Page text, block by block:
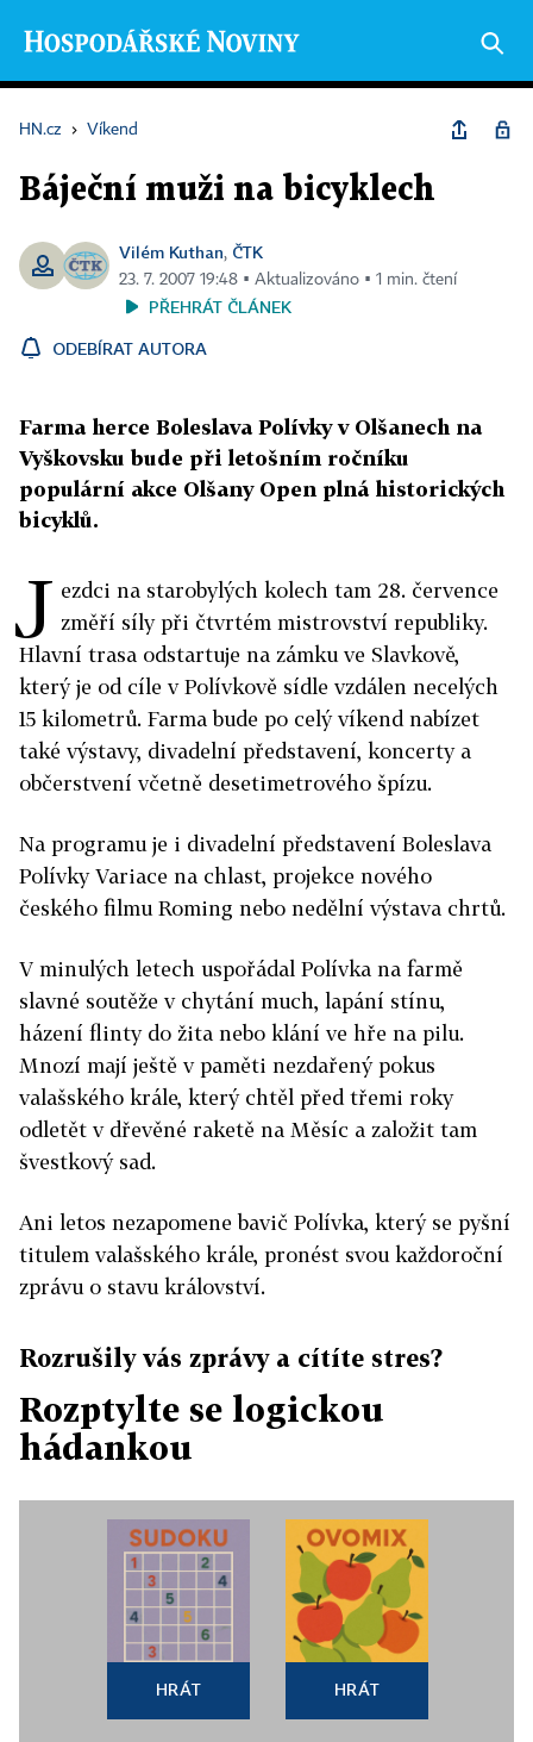
HN.cz › Víkend
Báječní muži na bicyklech
Vilém Kuthan, ČTK
23. 7. 2007 19:48 ▪ Aktualizováno ▪ 1 min. čtení
PŘEHRÁT ČLÁNEK
ODEBÍRAT AUTORA
Farma herce Boleslava Polívky v Olšanech na
Vyškovsku bude při letošním ročníku
populární akce Olšany Open plná historických
bicyklů.
J ezdci na starobylých kolech tam 28. července
změří síly při čtvrtém mistrovství republiky.
Hlavní trasa odstartuje na zámku ve Slavkově,
který je od cíle v Polívkově sídle vzdálen necelých
15 kilometrů. Farma bude po celý víkend nabízet
také výstavy, divadelní představení, koncerty a
občerstvení včetně desetimetrového špízu.
Na programu je i divadelní představení Boleslava
Polívky Variace na chlast, projekce nového
českého filmu Roming nebo nedělní výstava chrtů.
V minulých letech uspořádal Polívka na farmě
slavné soutěže v chytání much, lapání stínu,
házení flinty do žita nebo klání ve hře na pilu.
Mnozí mají ještě v paměti nezdařený pokus
valašského krále, který chtěl před třemi roky
odletět v dřevěné raketě na Měsíc a založit tam
švestkový sad.
Ani letos nezapomene bavič Polívka, který se pyšní
titulem valašského krále, pronést svou každoroční
zprávu o stavu království.
Rozrušily vás zprávy a cítíte stres?
Rozptylte se logickou
hádankou
HRÁT HRÁT